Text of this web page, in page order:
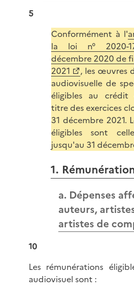
5
Conformément à l'
la loi n° 2020-
décembre 2020 de
2021
, les œuvres
audiovisuelle de
éligibles au
titre des exercices
31 décembre 2021.
éligibles sont
jusqu'au 31
1.
a. Dépenses
auteurs,
artistes de
10
Les rémunérations
audiovisuel sont :